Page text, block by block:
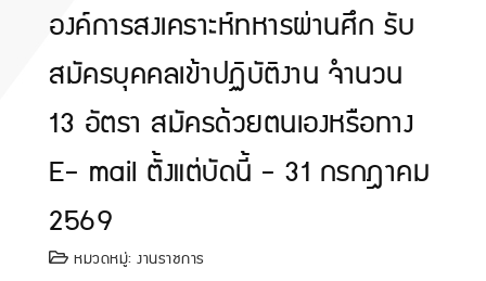
องค์การสงเคราะห์ทหารผ่านศึก รับ
สมัครบุคคลเข้าปฏิบัติงาน จำนวน
13 อัตรา สมัครด้วยตนเองหรือทาง
E- mail ตั้งแต่บัดนี้ - 31 กรกฎาคม
2569
หมวดหมู่: งานราชการ